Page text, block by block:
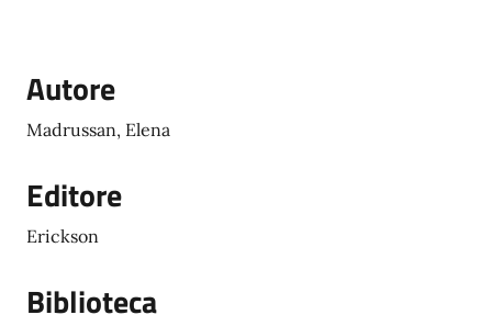
Autore
Madrussan, Elena
Editore
Erickson
Biblioteca